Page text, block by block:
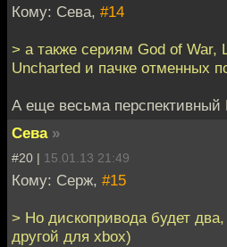
Кому: Сева, #14
> а также сериям God of War,
Uncharted и пачке отменных
А еще весьма перспективный
Сева »
#20 | 15.01.13 21:49
Кому: Серж, #15
> Но дископривода будет
другой для xbox)